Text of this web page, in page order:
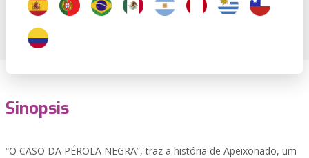
Sinopsis
“O CASO DA PÉROLA NEGRA”, traz a história de Apeixonado, um